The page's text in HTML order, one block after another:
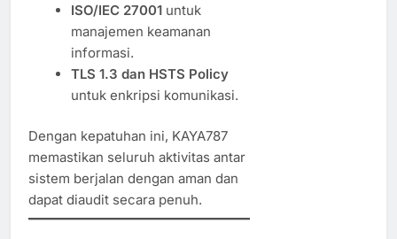
ISO/IEC 27001untuk
manajemen keamanan
informasi.
TLS 1.3 dan HSTS Policy
untuk enkripsi komunikasi.
Dengan kepatuhan ini, KAYA787
memastikan seluruh aktivitas antar
sistem berjalan dengan aman dan
dapat diaudit secara penuh.